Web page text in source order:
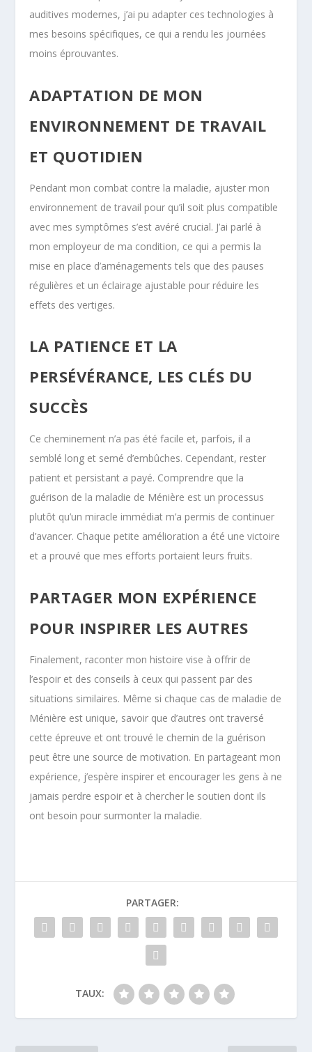
auditives modernes, j’ai pu adapter ces technologies à
mes besoins spécifiques, ce qui a rendu les journées
moins éprouvantes.
ADAPTATION DE MON
ENVIRONNEMENT DE TRAVAIL
ET QUOTIDIEN
Pendant mon combat contre la maladie, ajuster mon
environnement de travail pour qu’il soit plus compatible
avec mes symptômes s’est avéré crucial. J’ai parlé à
mon employeur de ma condition, ce qui a permis la
mise en place d’aménagements tels que des pauses
régulières et un éclairage ajustable pour réduire les
effets des vertiges.
LA PATIENCE ET LA
PERSÉVÉRANCE, LES CLÉS DU
SUCCÈS
Ce cheminement n’a pas été facile et, parfois, il a
semblé long et semé d’embûches. Cependant, rester
patient et persistant a payé. Comprendre que la
guérison de la maladie de Ménière est un processus
plutôt qu’un miracle immédiat m’a permis de continuer
d’avancer. Chaque petite amélioration a été une victoire
et a prouvé que mes efforts portaient leurs fruits.
PARTAGER MON EXPÉRIENCE
POUR INSPIRER LES AUTRES
Finalement, raconter mon histoire vise à offrir de
l’espoir et des conseils à ceux qui passent par des
situations similaires. Même si chaque cas de maladie de
Ménière est unique, savoir que d’autres ont traversé
cette épreuve et ont trouvé le chemin de la guérison
peut être une source de motivation. En partageant mon
expérience, j’espère inspirer et encourager les gens à ne
jamais perdre espoir et à chercher le soutien dont ils
ont besoin pour surmonter la maladie.
PARTAGER:
TAUX: